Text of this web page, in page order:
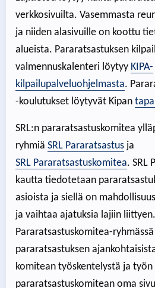
verkkosivuilta. Vasemmasta
ja niiden alasivuille on koottu
alueista. Pararatsastuksen
valmennuskalenteri löytyy KIPA-
kilpailupalveluohjelmasta.
-koulutukset löytyvät Kipan
SRL:n pararatsastuskomitea
ryhmiä SRL Pararatsastus ja
SRL Pararatsastuskomitea. SRL
kautta tiedotetaan
asioista ja siellä on
ja vaihtaa ajatuksia lajiin liittyen.
Pararatsastuskomitea-
pararatsastuksen
komitean työskentelystä ja
pararatsastuskomitean oma